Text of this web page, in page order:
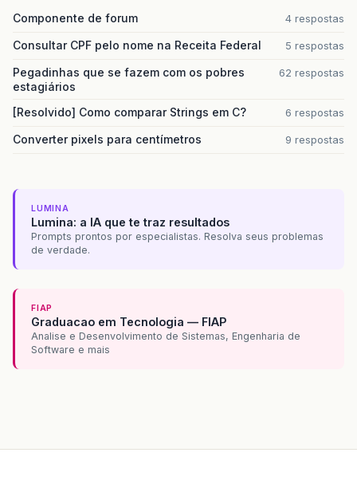
Componente de forum 4 respostas
Consultar CPF pelo nome na Receita Federal 5 respostas
Pegadinhas que se fazem com os pobres
estagiários
62 respostas
[Resolvido] Como comparar Strings em C? 6 respostas
Converter pixels para centímetros 9 respostas
LUMINA
Lumina: a IA que te traz resultados
Prompts prontos por especialistas. Resolva seus problemas
de verdade.
FIAP
Graduacao em Tecnologia — FIAP
Analise e Desenvolvimento de Sistemas, Engenharia de
Software e mais